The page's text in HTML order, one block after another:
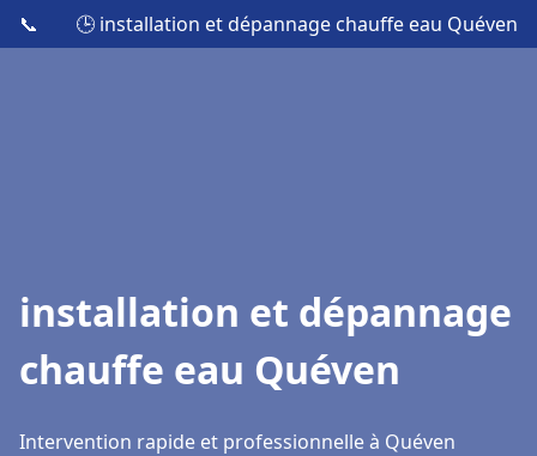
📞 🕒 installation et dépannage chauffe eau Quéven
installation et dépannage
chauffe eau Quéven
Intervention rapide et professionnelle à Quéven